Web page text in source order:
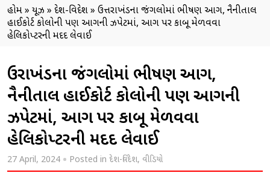
હોમ» ન્યૂઝ » દેશ-વિદેશ» ઉત્તરાખંડના જંગલોમાં ભીષણ આગ, નૈનીતાલ
હાઈકોર્ટ કોલોની પણ આગની ઝપેટમાં, આગ પર કાબૂ મેળવવા
હેલિકોપ્ટરની મદદ લેવાઈ
ઉત્તરાખંડના જંગલોમાં ભીષણ આગ,
નૈનીતાલ હાઈકોર્ટ કોલોની પણ આગની
ઝપેટમાં, આગ પર કાબૂ મેળવવા
હેલિકોપ્ટરની મદદ લેવાઈ
27 April, 2024 Posted in દેશ-વિદેશ, વીડિયો